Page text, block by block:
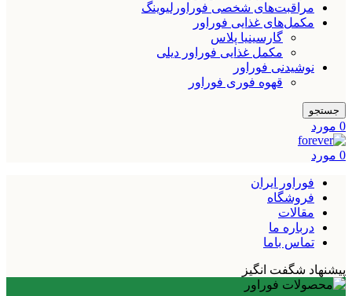
مراقبت‌های شخصی فوراورلیوینگ
مکمل‌های غذایی فوراور
گارسینیا پلاس
مکمل غذایی فوراور دیلی
نوشیدنی فوراور
قهوه فوری فوراور
جستجو
0 مورد
0 مورد
فوراور ایران
فروشگاه
مقالات
درباره ما
تماس باما
پیشنهاد شگفت انگیز